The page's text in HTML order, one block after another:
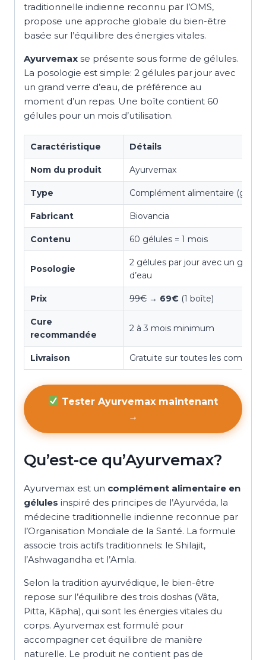
traditionnelle indienne reconnu par l’OMS,
propose une approche globale du bien-être
basée sur l’équilibre des énergies vitales.
Ayurvemax se présente sous forme de gélules.
La posologie est simple: 2 gélules par jour avec
un grand verre d’eau, de préférence au
moment d’un repas. Une boîte contient 60
gélules pour un mois d’utilisation.
Caractéristique Détails
Nom du produit Ayurvemax
Type Complément alimentaire
Fabricant Biovancia
Contenu 60 gélules = 1 mois
Posologie
2 gélules par jour avec un grand
d’eau
Prix 99€ → 69€ (1 boîte)
Cure
recommandée
2 à 3 mois minimum
Livraison Gratuite sur toutes les
Tester Ayurvemax maintenant
→
Qu’est-ce qu’Ayurvemax?
Ayurvemax est un complément alimentaire en
gélules inspiré des principes de l’Ayurvéda, la
médecine traditionnelle indienne reconnue par
l’Organisation Mondiale de la Santé. La formule
associe trois actifs traditionnels: le Shilajit,
l’Ashwagandha et l’Amla.
Selon la tradition ayurvédique, le bien-être
repose sur l’équilibre des trois doshas (Vâta,
Pitta, Kâpha), qui sont les énergies vitales du
corps. Ayurvemax est formulé pour
accompagner cet équilibre de manière
naturelle. Le produit ne contient pas de